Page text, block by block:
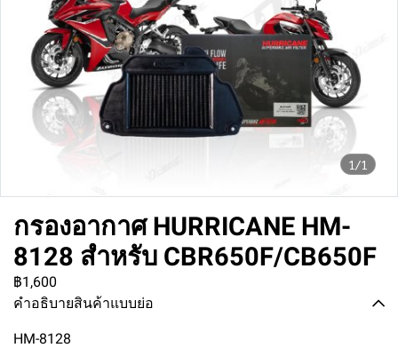
1/1
กรองอากาศ HURRICANE HM-
8128 สำหรับ CBR650F/CB650F
฿1,600
คำอธิบายสินค้าแบบย่อ
HM-8128